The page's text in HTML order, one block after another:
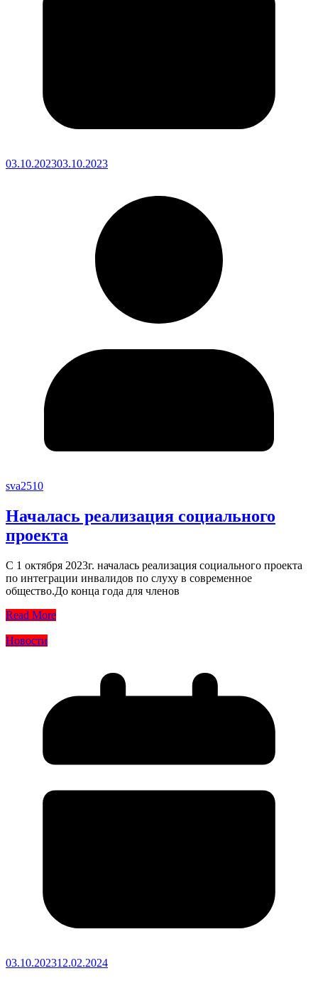
03.10.202303.10.2023
sva2510
Началась реализация социального
проекта
С 1 октября 2023г. началась реализация социального проекта
по интеграции инвалидов по слуху в современное
общество.До конца года для членов
Read More
Новости
03.10.202312.02.2024